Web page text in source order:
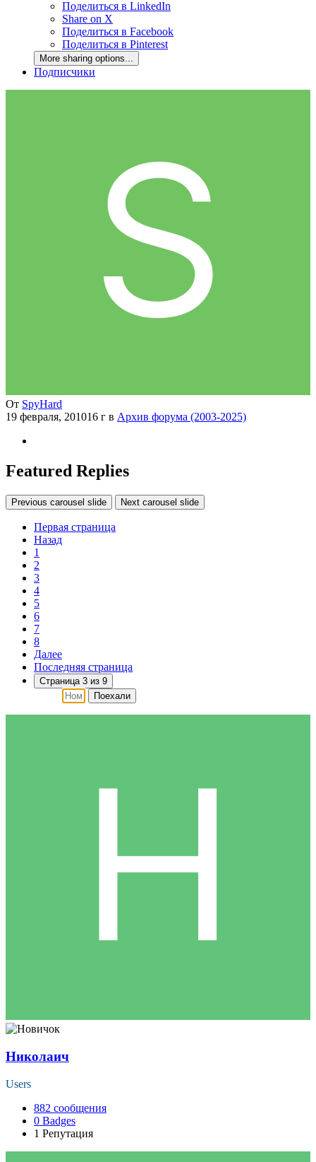
Поделиться в LinkedIn
Share on X
Поделиться в Facebook
Поделиться в Pinterest
More sharing options...
Подписчики
От SpyHard
19 февраля, 201016 г в Архив форума (2003-2025)
Featured Replies
Previous carousel slide Next carousel slide
Первая страница
Назад
1
2
3
4
5
6
7
8
Далее
Последняя страница
Страница 3 из 9
Поехали
Николаич
Users
882 сообщения
0 Badges
1 Репутация